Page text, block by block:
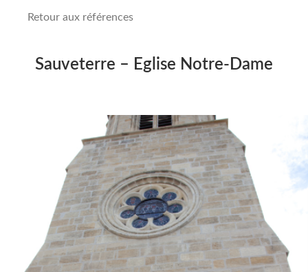
Retour aux références
Sauveterre – Eglise Notre-Dame